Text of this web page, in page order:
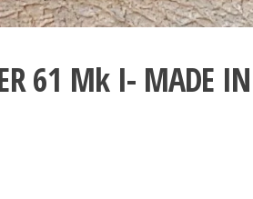
61 Mk I- MADE